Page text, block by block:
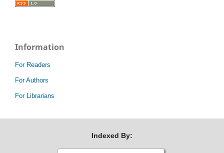
Information
For Readers
For Authors
For Librarians
Indexed By: